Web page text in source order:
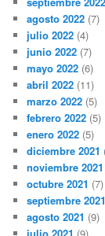
agosto 2022 (7)
julio 2022 (4)
junio 2022 (7)
mayo 2022 (6)
abril 2022 (11)
marzo 2022 (5)
febrero 2022 (5)
enero 2022 (5)
diciembre 2021
noviembre 2021
octubre 2021 (7)
septiembre 2021
agosto 2021 (9)